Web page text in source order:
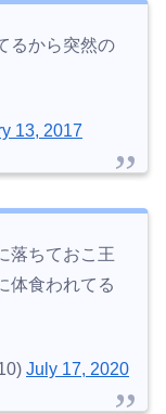
るから突然の
13, 2017
落ちておこ王
体食われてる
July 17, 2020